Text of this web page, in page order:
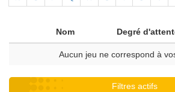
Nom Degré
Aucun jeu ne correspond à
Filtres actifs